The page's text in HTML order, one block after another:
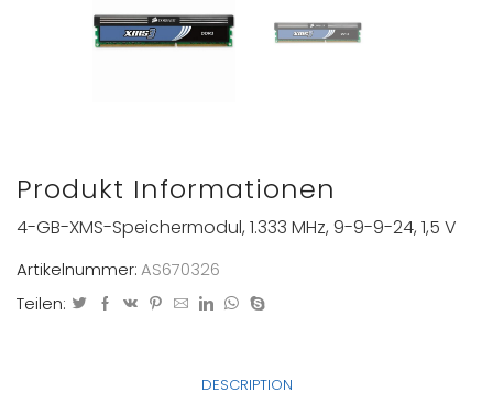
Produkt Informationen
4-GB-XMS-Speichermodul, 1.333 MHz, 9-9-9-24, 1,5 V
Artikelnummer:AS670326
Teilen:
DESCRIPTION